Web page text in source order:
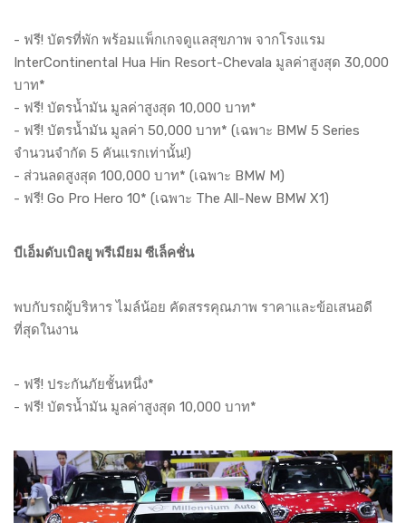
- ฟรี! บัตรที่พัก พร้อมแพ็กเกจดูแลสุขภาพ จากโรงแรม
InterContinental Hua Hin Resort-Chevala มูลค่าสูงสุด 30,000
บาท*
- ฟรี! บัตรน้ำมัน มูลค่าสูงสุด 10,000 บาท*
- ฟรี! บัตรน้ำมัน มูลค่า 50,000 บาท* (เฉพาะ BMW 5 Series
จำนวนจำกัด 5 คันแรกเท่านั้น!)
- ส่วนลดสูงสุด 100,000 บาท* (เฉพาะ BMW M)
- ฟรี! Go Pro Hero 10* (เฉพาะ The All-New BMW X1)
บีเอ็มดับเบิลยู พรีเมียม ซีเล็คชั่น
พบกับรถผู้บริหาร ไมล์น้อย คัดสรรคุณภาพ ราคาและข้อเสนอดี
ที่สุดในงาน
- ฟรี! ประกันภัยชั้นหนึ่ง*
- ฟรี! บัตรน้ำมัน มูลค่าสูงสุด 10,000 บาท*